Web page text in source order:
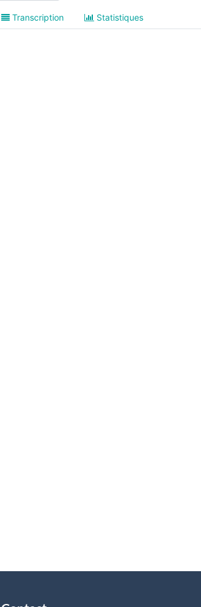
Transcription Statistiques